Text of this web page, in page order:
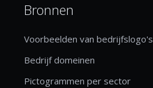
Bronnen
Voorbeelden van bedrijfslogo's
Bedrijf domeinen
Pictogrammen per sector